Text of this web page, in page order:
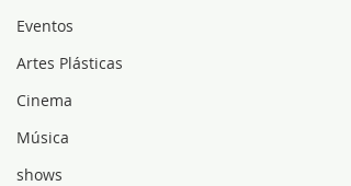
Eventos
Artes Plásticas
Cinema
Música
shows